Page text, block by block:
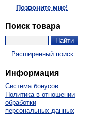
Позвоните мне!
Поиск товара
Расширенный поиск
Информация
Система бонусов
Политика в отношении
обработки
персональных данных